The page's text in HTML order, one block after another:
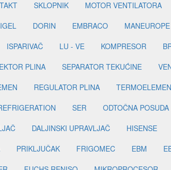
PLINA SEPARATOR TEKUĆINE
REGULATOR PLINA
SER ODTOČNA POSUDA
DALJINSKI UPRAVLJAČ HISENSE
PRIKLJUČAK FRIGOMEC EBM
FUCHS RENISO MIKROPROCESOR
CIJEV BOJA GOMAX SONDA
GRIJAČ ISPARIVAČA ADAPTER